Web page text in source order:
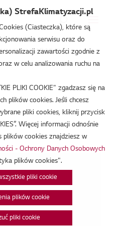
RAC/CAC/RAC/CAC
StrefaKlimatyzacji.pl
(Ciasteczka), które są
serwisu oraz do
zawartości zgodnie z
w celu analizowania ruchu na
PLIKI COOKIE" zgadzasz się na
plików cookies. Jeśli chcesz
pliki cookies, kliknij przycisk
Więcej informacji odnośnie
plików cookies znajdziesz w
- Ochrony Danych Osobowych
plików cookies".
pliki cookie
plików cookie
pliki cookie